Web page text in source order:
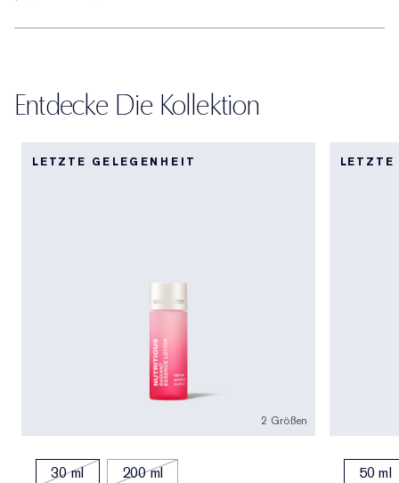
Entdecke Die Kollektion
LETZTE GELEGENHEIT
2 Größen
30 ml 200 ml
LETZTE
50 ml